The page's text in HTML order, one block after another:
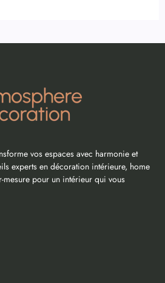
vos espaces avec harmonie et
experts en décoration intérieure, home
mesure pour un intérieur qui vous